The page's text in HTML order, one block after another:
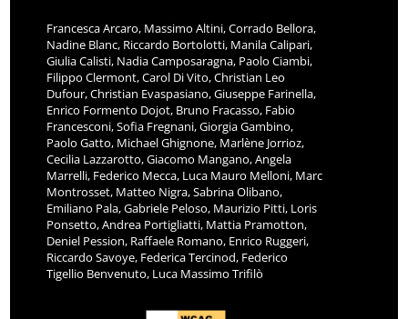
Francesca Arcaro, Massimo Altini, Corrado Bellora,
Nadine Blanc, Riccardo Bortolotti, Manila Calipari,
Giulia Calisti, Nadia Camposaragna, Paolo Ciambi,
Filippo Clermont, Carol Di Vito, Christian Leo
Dufour, Christian Evaspasiano, Giuseppe Farinella,
Enrico Formento Dojot, Bruno Fracasso, Fabio
Francesconi, Sofia Fregnani, Giorgia Gambino,
Paolo Gatto, Michael Ghignone, Marlène Jorrioz,
Cecilia Lazzarotto, Giacomo Mangano, Angela
Marrelli, Federico Mecca, Luca Mauro Melloni, Marc
Montrosset, Matteo Nigra, Sabrina Olibano,
Emiliano Pala, Gabriele Peloso, Maurizio Pitti, Loris
Ponsetto, Andrea Portigliatti, Mattia Pramotton,
Deniel Pession, Raffaele Romano, Enrico Ruggeri,
Riccardo Savoye, Federica Tercinod, Federico
Tigellio Benvenuto, Luca Massimo Trifilò